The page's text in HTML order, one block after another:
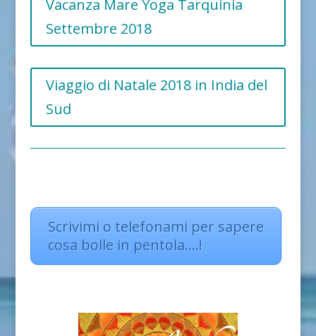
Vacanza Mare Yoga Tarquinia
Settembre 2018
Viaggio di Natale 2018 in India del
Sud
Scrivimi o telefonami per sapere
cosa bolle in pentola….!